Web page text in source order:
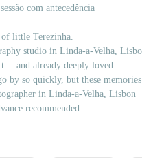
com antecedência
of little Terezinha.
studio in Linda-a-Velha,
and already deeply loved.
by so quickly, but these
in Linda-a-Velha, Lisbon
recommended